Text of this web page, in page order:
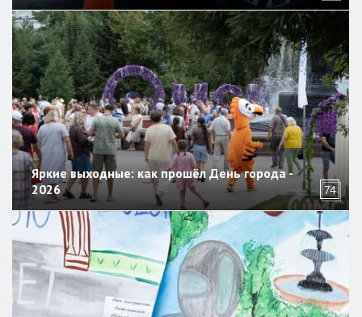
Яркие выходные: как прошёл День города -
2026
74